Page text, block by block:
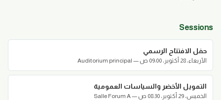
Sessions
حفل الافتتاح الرسمي
الأربعاء، 28 أكتوبر، 09:00 ص —
Auditorium principal
التمويل الأخضر والسياسات العمومية
الخميس، 29 أكتوبر، 08:30 ص —
Salle Forum A